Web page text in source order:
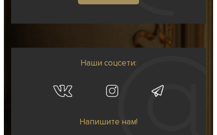
Наши соцсети:
Напишите нам!